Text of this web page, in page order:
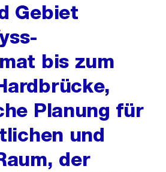
Gebiet
bis zum
Planung für
und
der